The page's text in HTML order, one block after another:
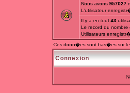
Nous avons 957027
L'utilisateur
Il y a en tout 43
Le record du nombre
Utilisateurs
Ces donn�es sont bas�es sur
Connexion